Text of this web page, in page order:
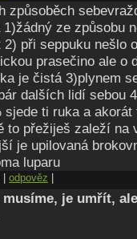
způsoběch
1)žádný ze způsobu
2) při seppuku nešlo
prasečino ale o
je čistá 3)plynem
dalších lidí sebou
sjede ti ruka a
to přežiješ zaleží na
je upilovaná
luparu
odpověz
je umřít,